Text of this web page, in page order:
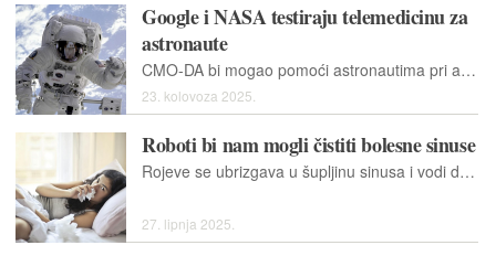
Google i NASA testiraju telemedicinu za
astronaute
CMO-DA bi mogao pomoći astronautima pri autonomnom dijagnosticiranju i liječenju. Koristi tehnike obrade prirodnog jezika i strojnog učenja za analize zdravlja i performansi posade u stvarnom vremenu.
23. kolovoza 2025.
Roboti bi nam mogli čistiti bolesne sinuse
Rojeve se ubrizgava u šupljinu sinusa i vodi do cilja elektromagnetizmom, gdje se mogu zagrijavati i katalizirati kemijske reakcije uklonili bakterijske infekcije.
27. lipnja 2025.